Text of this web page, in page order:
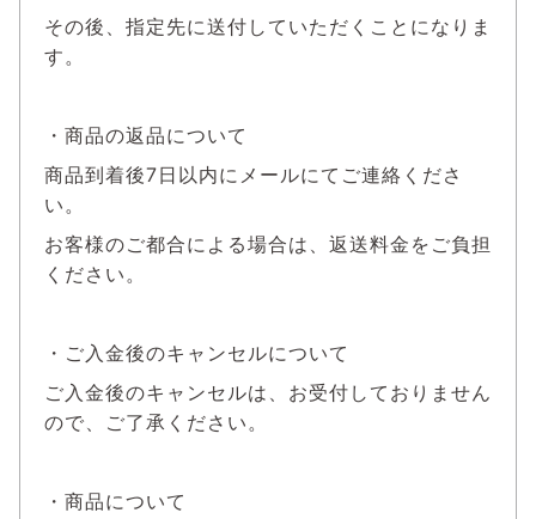
その後、指定先に送付していただくことになりま
す。
・商品の返品について
商品到着後7日以内にメールにてご連絡くださ
い。
お客様のご都合による場合は、返送料金をご負担
ください。
・ご入金後のキャンセルについて
ご入金後のキャンセルは、お受付しておりません
ので、ご了承ください。
・商品について